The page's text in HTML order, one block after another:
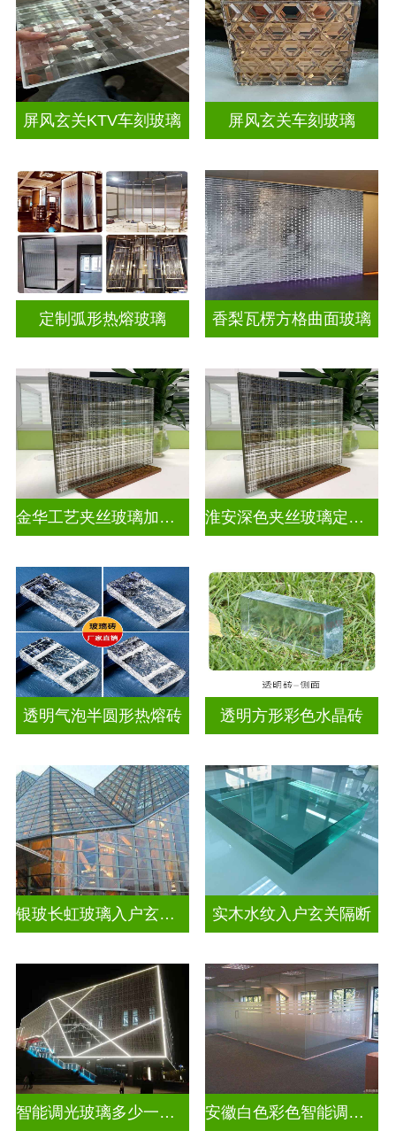
屏风玄关KTV车刻玻璃 屏风玄关车刻玻璃
定制弧形热熔玻璃 香梨瓦楞方格曲面玻璃
金华工艺夹丝玻璃加工厂家 淮安深色夹丝玻璃定做厂家
透明气泡半圆形热熔砖 透明方形彩色水晶砖
银玻长虹玻璃入户玄关隔断 实木水纹入户玄关隔断
智能调光玻璃多少一平方米 安徽白色彩色智能调光玻璃厂家